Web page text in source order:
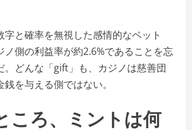
字と確率を無視した感情的なベット
ノ側の利益率が約2.6%であることを忘
。どんな「gift」も、カジノは慈善団
を与える側ではない。
ころ、ミントは何